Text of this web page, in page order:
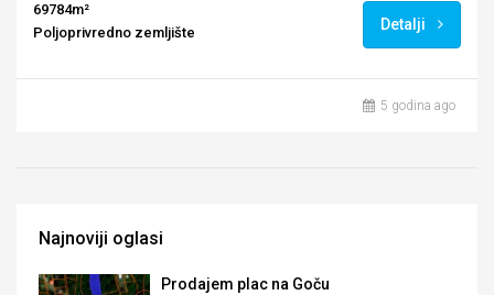
69784m²
Poljoprivredno zemljište
Detalji
5 godina ago
Najnoviji oglasi
Prodajem plac na Goču